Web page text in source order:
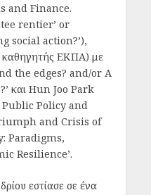
and Finance.
rentier’ or
social action?’),
καθηγητής ΕΚΠΑ) με
the edges? and/or A
και Hun Joo Park
Public Policy and
and Crisis of
Paradigms,
Resilience’.
εστίασε σε ένα